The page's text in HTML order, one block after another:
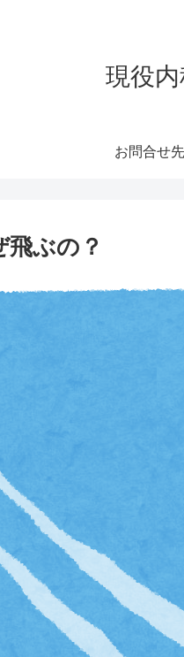
現役
お問合せ先
飛ぶの？